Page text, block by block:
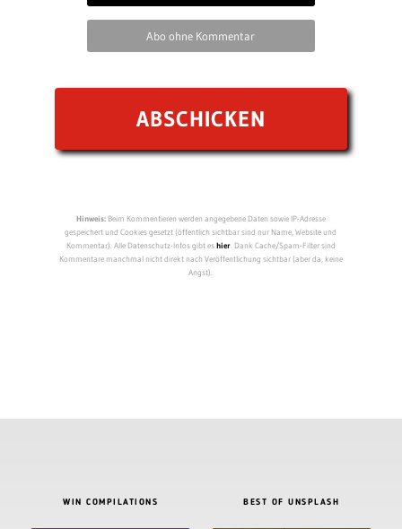
Abo ohne Kommentar
Hinweis:Beim Kommentieren werden angegebene Daten sowie IP-Adresse
gespeichert und Cookies gesetzt (öffentlich sichtbar sind nur Name, Website und
Kommentar). Alle Datenschutz-Infos gibt eshier. Dank Cache/Spam-Filter sind
Kommentare manchmal nicht direkt nach Veröffentlichung sichtbar (aber da, keine
Angst).
WIN COMPILATIONS BEST OF UNSPLASH